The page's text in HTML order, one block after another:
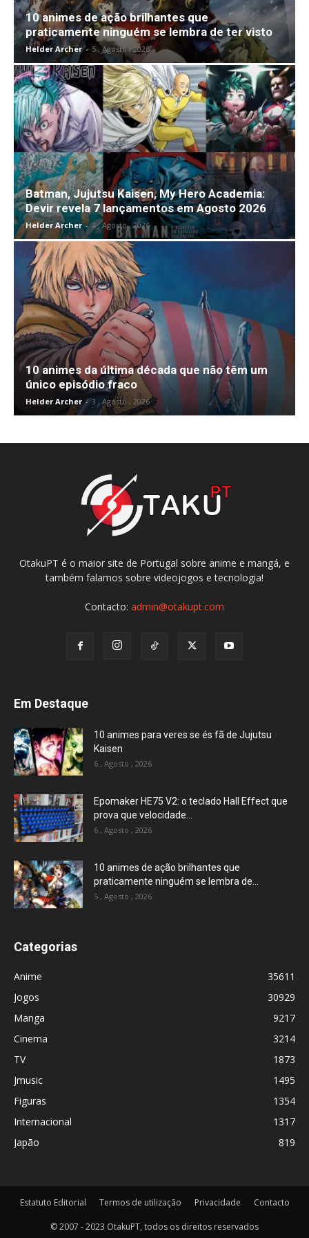
10 animes de ação brilhantes que
praticamente ninguém se lembra de ter visto
Helder Archer - 5 , Agosto , 2026
Batman, Jujutsu Kaisen, My Hero Academia:
Devir revela 7 lançamentos em Agosto 2026
Helder Archer - 4 , Agosto , 2026
10 animes da última década que não têm um
único episódio fraco
Helder Archer - 3 , Agosto , 2026
OtakuPT é o maior site de Portugal sobre anime e mangá, e
também falamos sobre videojogos e tecnologia!
Contacto: admin@otakupt.com
Em Destaque
10 animes para veres se és fã de Jujutsu
Kaisen
6 , Agosto , 2026
Epomaker HE75 V2: o teclado Hall Effect que
prova que velocidade...
6 , Agosto , 2026
10 animes de ação brilhantes que
praticamente ninguém se lembra de...
5 , Agosto , 2026
Categorias
Anime
35611
Jogos
30929
Manga
9217
Cinema
3214
TV
1873
Jmusic
1495
Figuras
1354
Internacional
1317
Japão
819
Estatuto Editorial Termos de utilização Privacidade Contacto
© 2007 - 2023 OtakuPT, todos os direitos reservados